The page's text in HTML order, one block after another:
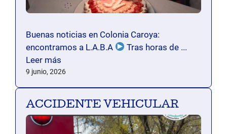
Buenas noticias en Colonia Caroya:
encontramos a L.A.B.A
Tras horas de ...
Leer más
9 junio, 2026
ACCIDENTE VEHICULAR